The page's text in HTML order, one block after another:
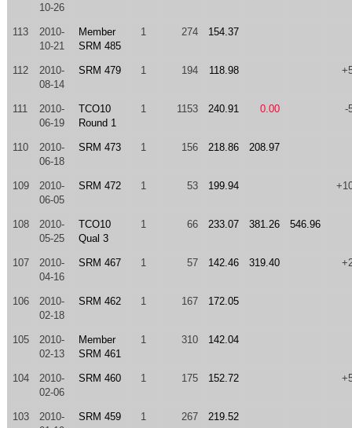
10-26
113
2010-
10-21
Member
SRM 485
1 274 154.37
112
2010-
08-14
SRM 479 1 194 118.98
111
2010-
06-19
TCO10
Round 1
1 1153 240.91 0.00 -
110
2010-
06-18
SRM 473 1 156 218.86 208.97
109
2010-
06-05
SRM 472 1 53 199.94
108
2010-
05-25
TCO10
Qual 3
1 66 233.07 381.26 546.96
107
2010-
04-16
SRM 467 1 57 142.46 319.40
106
2010-
02-18
SRM 462 1 167 172.05
105
2010-
02-13
Member
SRM 461
1 310 142.04
104
2010-
02-06
SRM 460 1 175 152.72
103
2010-
SRM 459 1 267 219.52